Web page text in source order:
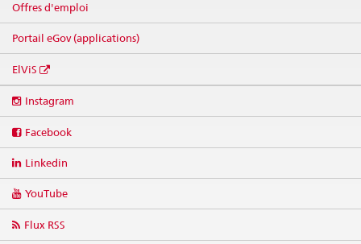
Offres d'emploi
Portail eGov (applications)
ElViS
media
Instagram
Facebook
Linkedin
YouTube
Flux RSS